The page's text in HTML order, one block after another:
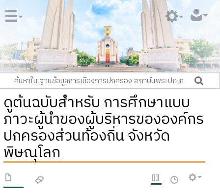
ดูต้นฉบับสำหรับ การศึกษาแบบ
ภาวะผู้นำของผู้บริหารขององค์กร
ปกครองส่วนท้องถิ่น จังหวัด
พิษณุโลก